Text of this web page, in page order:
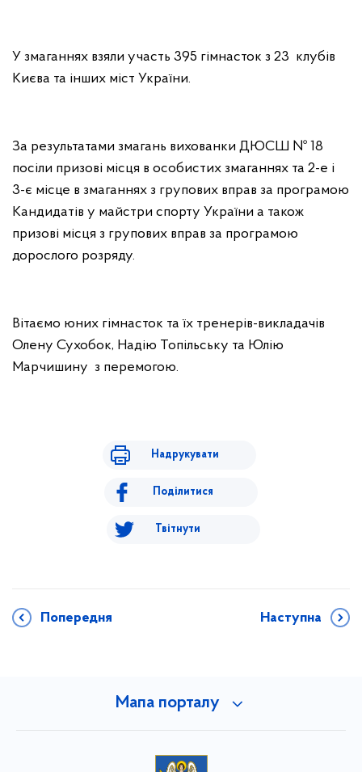
У змаганнях взяли участь 395 гімнасток з 23 клубів
Києва та інших міст України.
За результатами змагань вихованки ДЮСШ № 18
посіли призові місця в особистих змаганнях та 2-е і
3-є місце в змаганнях з групових вправ за програмою
Кандидатів у майстри спорту України а також
призові місця з групових вправ за програмою
дорослого розряду.
Вітаємо юних гімнасток та їх тренерів-викладачів
Олену Сухобок, Надію Топільську та Юлію
Марчишину з перемогою.
Надрукувати
Поділитися
Твітнути
Попередня Наступна
Мапа порталу